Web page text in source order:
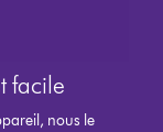
facile
nous le